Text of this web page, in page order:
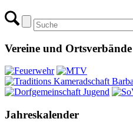
Vereine und Ortsverbände
Jahreskalender